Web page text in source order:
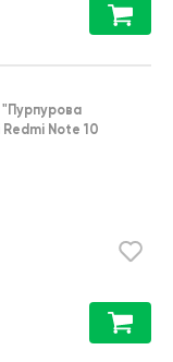
"Пурпурова
Note 10